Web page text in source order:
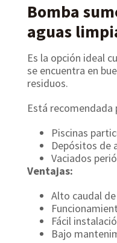
Bomba
aguas
Es la opción ideal
se encuentra en
residuos.
Está recomendada
Piscinas
Depósitos de
Vaciados
Ventajas:
Alto caudal
Fácil
Bajo